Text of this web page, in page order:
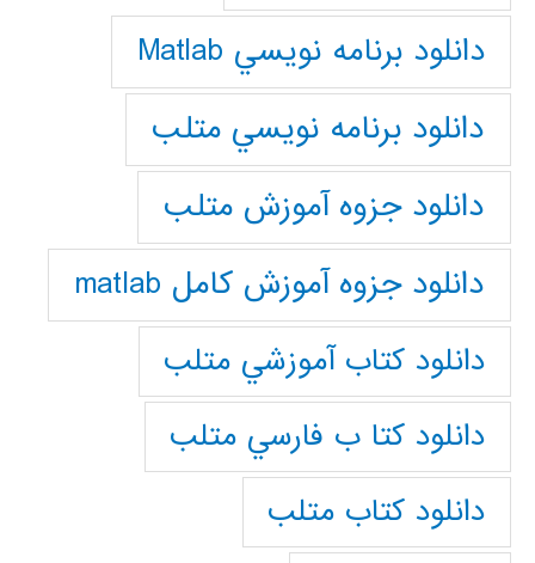
دانلود برنامه نويسي Matlab
دانلود برنامه نويسي متلب
دانلود جزوه آموزش متلب
دانلود جزوه آموزش کامل matlab
دانلود كتاب آموزشي متلب
دانلود كتا ب فارسي متلب
دانلود كتاب متلب